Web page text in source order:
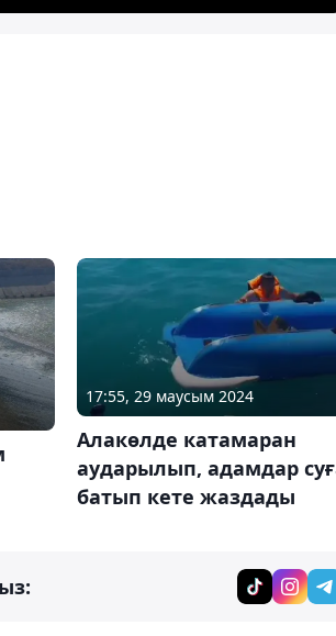
17:55, 29 маусым 2024
Алакөлде катамаран
аударылып, адамдар
батып кете жаздады